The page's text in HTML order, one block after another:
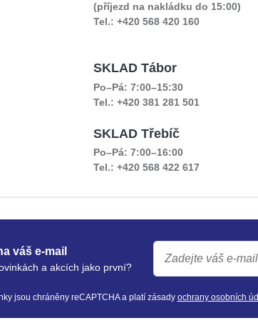
(příjezd na nakládku do 15:00)
Tel.: +420 568 420 160
SKLAD Tábor
Po–Pá: 7:00–15:30
Tel.: +420 381 281 501
SKLAD Třebíč
Po–Pá: 7:00–16:00
Tel.: +420 568 422 617
váš e-mail
a akcích jako první?
jsou chráněny reCAPTCHA a platí zásady ochrany osobních